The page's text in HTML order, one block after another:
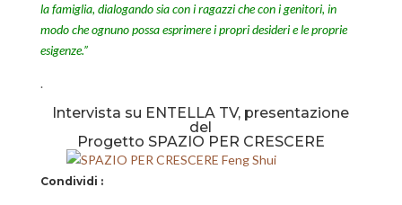
la famiglia, dialogando sia con i ragazzi che con i genitori, in
modo che ognuno possa esprimere i propri desideri e le proprie
esigenze.”
.
Intervista su ENTELLA TV, presentazione
del
Progetto SPAZIO PER CRESCERE
Condividi :